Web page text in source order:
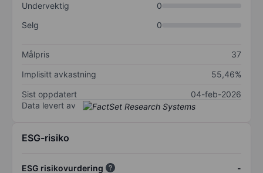
Undervektig
0
Selg
0
Målpris
37
Implisitt avkastning
55,46%
Sist oppdatert
04-feb-2026
Data levert av
ESG-risiko
ESG risikovurdering
-